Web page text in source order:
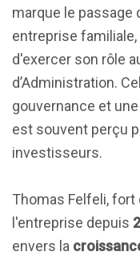
marque le passage
entreprise
d'exercer son rôle
d’Administration.
gouvernance et une
est souvent perçu
investisseurs.
Thomas Felfeli, fort
l'entreprise depuis
envers la